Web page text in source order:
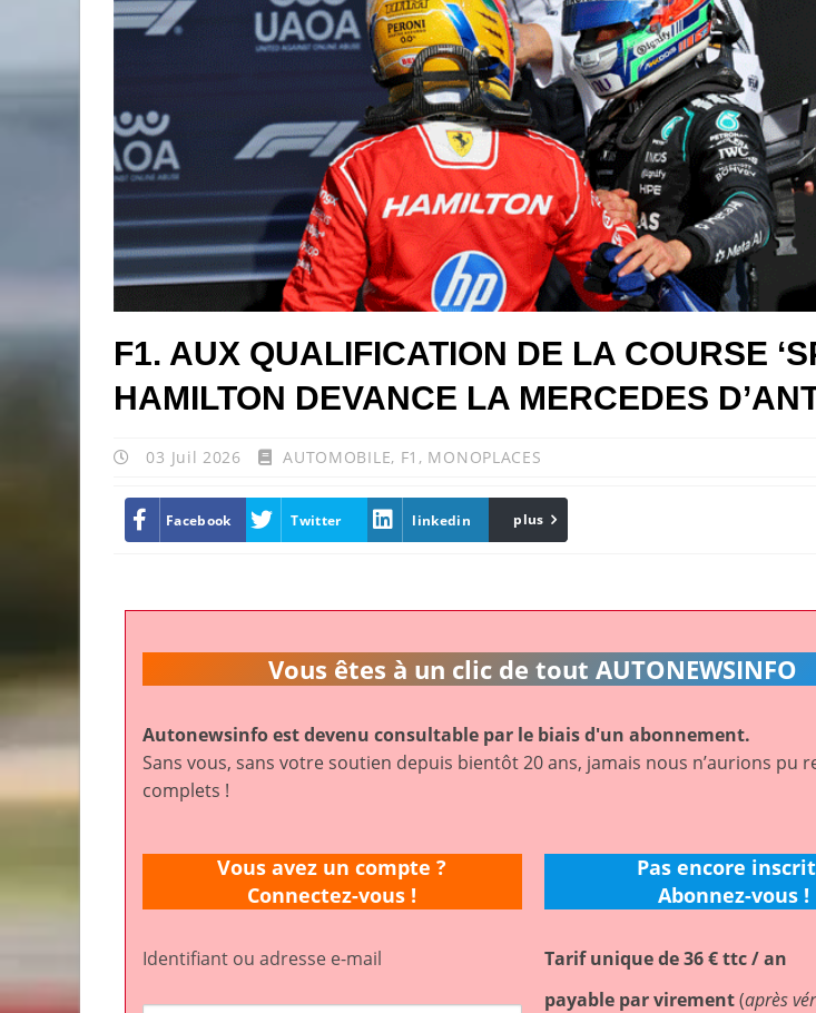
F1. AUX QUALIFICATION DE LA COURSE
HAMILTON DEVANCE LA MERCEDES
03 Juil 2026 AUTOMOBILE, F1 , MONOPLACES
Facebook Twitter linkedin Email
plus
Vous êtes à un clic de tout AUTONEWSINFO
Autonewsinfo est devenu consultable par le biais d'un abonnement.
Sans vous, sans votre soutien depuis bientôt 20 ans, jamais nous n’aurions pu
complets !
Vous avez un compte ?
Connectez-vous !
Identifiant ou adresse e-mail
Pas encore
Abonnez-vous !
Tarif unique de 36 € ttc / an
payable par virement(après